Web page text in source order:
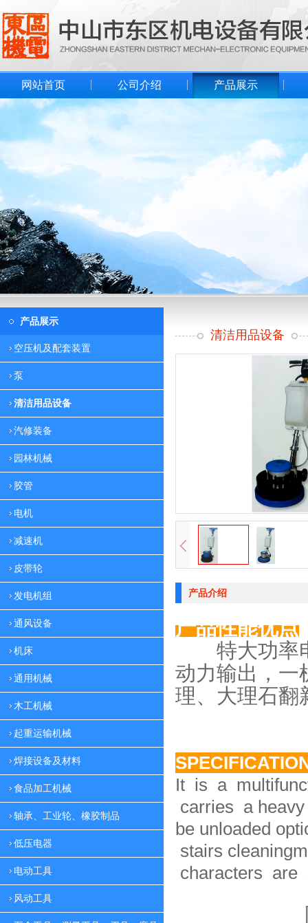
网站首页 公司介绍 产品展示
产品展示
空压机及配套装置
泵
清洁用品设备
汽修装备
园林机械
胶管
电机
减速机
皮带轮
发电机组
通风设备
机床
通用机械
木工机械
起重运输机械
焊接设备及材料
食品加工机械
轴承、工业轮、橡胶制品
低压电器
电动工具
风动工具
清洁用品设备
产品介绍
产品性能优点
特大功率电
动力输出，一
理、大理石翻
It is a
carries a
be unloaded
stairs
characters